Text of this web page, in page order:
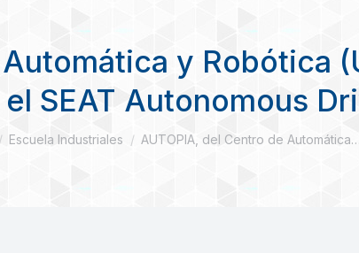
y Robótica
SEAT Autonomous
Escuela Industriales AUTOPIA, del Centro de Automática…